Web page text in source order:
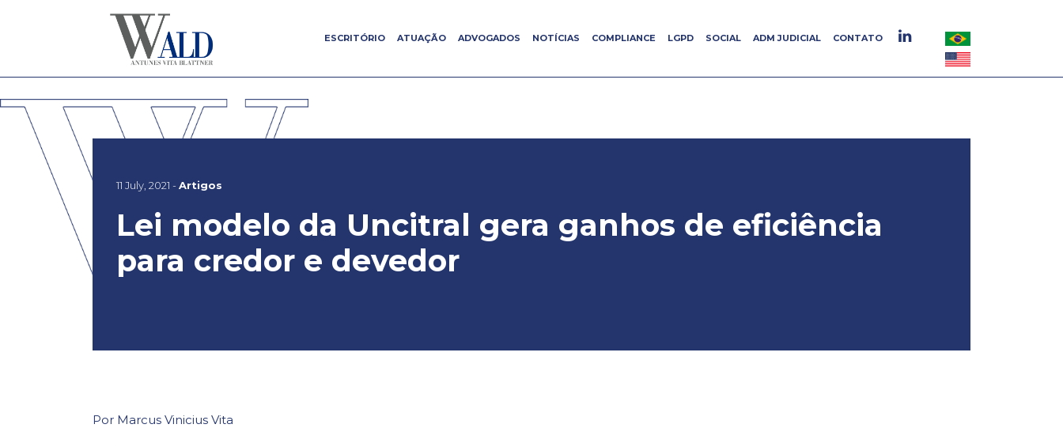
ESCRITÓRIO ATUAÇÃO ADVOGADOS NOTÍCIAS COMPLIANCE LGPD SOCIAL ADM JUDICIAL CONTATO
ESCRITÓRIO ATUAÇÃO ADVOGADOS NOTÍCIAS COMPLIANCE LGPD SOCIAL ADM JUDICIAL CONTATO
11 July, 2021 - Artigos
Lei modelo da Uncitral gera ganhos de eficiência
para credor e devedor
Por Marcus Vinicius Vita